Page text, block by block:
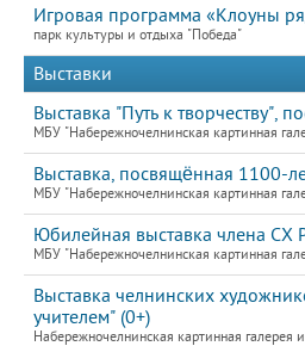
Игровая программа «Клоуны
парк культуры и отдыха "Победа"
Выставки
Выставка "Путь к творчеству",
МБУ "Набережночелнинская картинная
Выставка, посвящённая 1100-
МБУ "Набережночелнинская картинная
Юбилейная выставка члена СХ
МБУ "Набережночелнинская картинная
Выставка челнинских
учителем" (0+)
Набережночелнинская картинная